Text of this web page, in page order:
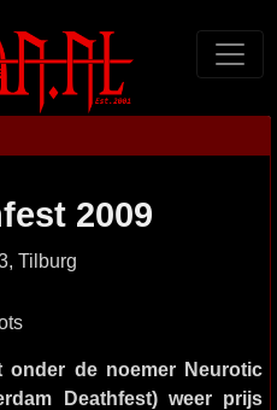
2009
Tilburg
de noemer Neurotic
Deathfest) weer prijs